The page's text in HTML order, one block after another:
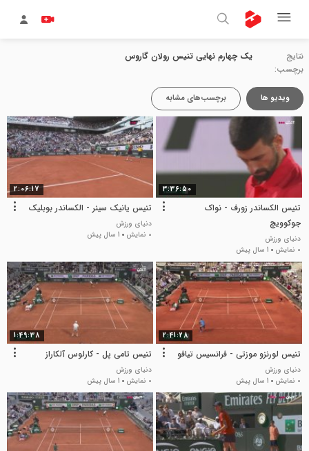
نتایج
برچسب:
یک چهارم نهایی تنیس رولان گاروس
ویدیو ها برچسب‌های مشابه
3:36:50
تنیس الکساندر زورف - نواک
جوکوویچ
دنیای ورزش
0 نمایش
1 سال پیش
2:06:17
تنیس یانیک سینر - الکساندر بوبلیک
دنیای ورزش
0 نمایش
1 سال پیش
2:41:28
تنیس لورنزو موزتی - فرانسیس تیافو
دنیای ورزش
0 نمایش
1 سال پیش
1:49:38
تنیس تامی پل - کارلوس آلکاراز
دنیای ورزش
0 نمایش
1 سال پیش